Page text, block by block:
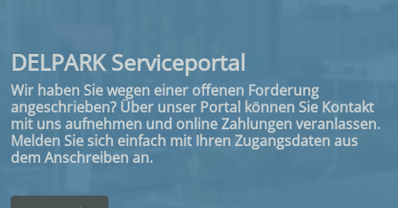
DELPARK Serviceportal
Wir haben Sie wegen einer offenen Forderung
angeschrieben? Über unser Portal können Sie Kontakt
mit uns aufnehmen und online Zahlungen veranlassen.
Melden Sie sich einfach mit Ihren Zugangsdaten aus
dem Anschreiben an.
Offene Forderung bezahlen
Bezahlen Sie bequem über PayPal. Sie entscheiden
selbst, ob Sie einen Teilbetrag oder den offenen
Gesamtbetrag ausgleichen möchten.